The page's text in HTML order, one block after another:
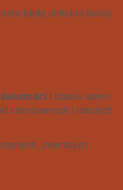
będą chłodne kolory
i blasku latem.
intensywnych i ciepłych
ziemistych